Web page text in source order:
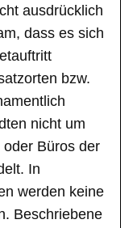
ausdrücklich
dass es sich
bzw.
nicht um
Büros der
In
werden keine
Beschriebene